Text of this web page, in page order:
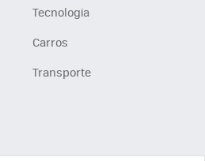
Tecnologia
Carros
Transporte